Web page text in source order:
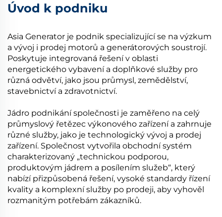
Úvod k podniku
Asia Generator je podnik specializující se na výzkum
a vývoj i prodej motorů a generátorových soustrojí.
Poskytuje integrovaná řešení v oblasti
energetického vybavení a doplňkové služby pro
různá odvětví, jako jsou průmysl, zemědělství,
stavebnictví a zdravotnictví.
Jádro podnikání společnosti je zaměřeno na celý
průmyslový řetězec výkonového zařízení a zahrnuje
různé služby, jako je technologický vývoj a prodej
zařízení. Společnost vytvořila obchodní systém
charakterizovaný „technickou podporou,
produktovým jádrem a posílením služeb“, který
nabízí přizpůsobená řešení, vysoké standardy řízení
kvality a komplexní služby po prodeji, aby vyhověl
rozmanitým potřebám zákazníků.